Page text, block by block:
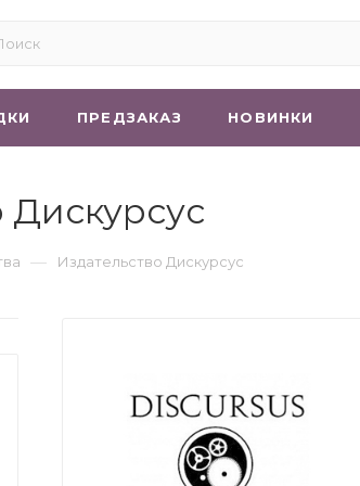
ПРЕДЗАКАЗ НОВИНКИ
Дискурсус
— Издательство Дискурсус